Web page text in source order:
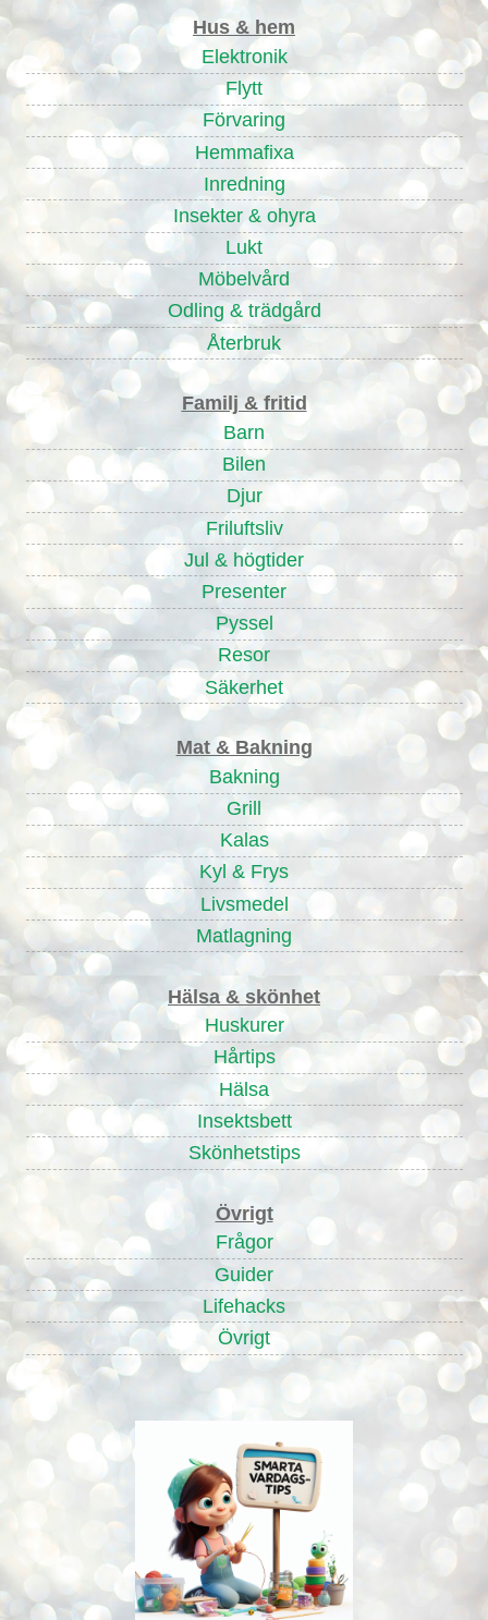
Hus & hem
Elektronik
Flytt
Förvaring
Hemmafixa
Inredning
Insekter & ohyra
Lukt
Möbelvård
Odling & trädgård
Återbruk
Familj & fritid
Barn
Bilen
Djur
Friluftsliv
Jul & högtider
Presenter
Pyssel
Resor
Säkerhet
Mat & Bakning
Bakning
Grill
Kalas
Kyl & Frys
Livsmedel
Matlagning
Hälsa & skönhet
Huskurer
Hårtips
Hälsa
Insektsbett
Skönhetstips
Övrigt
Frågor
Guider
Lifehacks
Övrigt